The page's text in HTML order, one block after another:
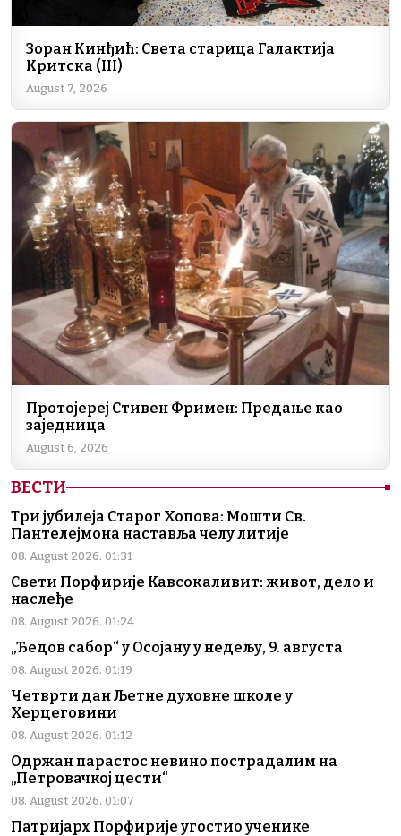
Зоран Кинђић: Света старица Галактија
Критска (III)
August 7, 2026
Протојереј Стивен Фримен: Предање као
заједница
August 6, 2026
ВЕСТИ
Три јубилеја Старог Хопова: Мошти Св.
Пантелејмона наставља челу литије
08. August 2026. 01:31
Свети Порфирије Кавсокаливит: живот, дело и
наслеђе
08. August 2026. 01:24
„Ђедов сабор“ у Осојану у недељу, 9. августа
08. August 2026. 01:19
Четврти дан Љетне духовне школе у
Херцеговини
08. August 2026. 01:12
Одржан парастос невино пострадалим на
„Петровачкој цести“
08. August 2026. 01:07
Патријарх Порфирије угостио ученике